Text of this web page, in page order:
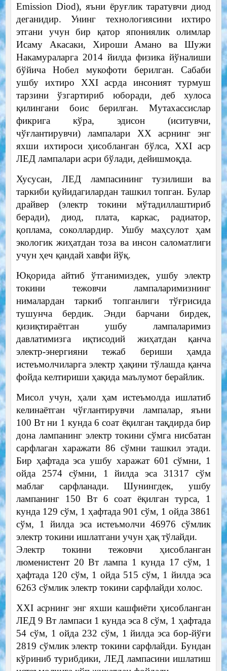
Emission Diod), яъни ёруғлик таратувчи диод
деганидир. Унинг технологиясини ихтиро
этгани учун бир қатор япониялик олимлар
Исаму Акасаки, Хироши Амано ва Шужи
Накамураларга 2014 йилда физика йўналиши
бўйича Нобел мукофоти берилган. Сабаби
ушбу ихтиро XXI асрда инсоният турмуш
тарзини ўзгартириб юборади, деб хулоса
қилингани боис берилган. Мутахассислар
фикрига кўра, эдисон (иситувчи,
чўғлантирувчи) лампалари XX асрнинг энг
яхши ихтироси ҳисобланган бўлса, XXI аср
ЛЕД лампалари асри бўлади, дейишмоқда.
Хусусан, ЛЕД лампасининг тузилиши ва
таркиби қуйидагилардан ташкил топган. Булар
драйвер (электр токини мўтадиллаштириб
беради), диод, плата, каркас, радиатор,
қоплама, соколлардир. Ушбу маҳсулот ҳам
экологик жиҳатдан тоза ва инсон саломатлиги
учун ҳеч қандай хавфи йўқ.
Юқорида айтиб ўтганимиздек, ушбу электр
токини тежовчи лампаларимизнинг
нималардан таркиб топганлиги тўғрисида
тушунча бердик. Энди барчани бирдек,
қизиқтираётган ушбу лампаларимиз
давлатимизга иқтисодий жиҳатдан қанча
электр-энергияни тежаб бериши ҳамда
истеъмолчиларга электр ҳақини тўлашда қанча
фойда келтириши ҳақида маълумот берайлик.
Мисол учун, ҳали ҳам истеъмолда ишлатиб
келинаётган чўғлантирувчи лампалар, яъни
100 Вт ни 1 кунда 6 соат ёқилган тақдирда бир
дона лампанинг электр токини сўмга нисбатан
сарфлаган харажати 86 сўмни ташкил этади.
Бир ҳафтада эса ушбу харажат 601 сўмни, 1
ойда 2574 сўмни, 1 йилда эса 31317 сўм
маблағ сарфланади. Шунингдек, ушбу
лампанинг 150 Вт 6 соат ёқилган турса, 1
кунда 129 сўм, 1 ҳафтада 901 сўм, 1 ойда 3861
сўм, 1 йилда эса истеъмолчи 46976 сўмлик
электр токини ишлатгани учун ҳақ тўлайди.
Электр токини тежовчи ҳисобланган
люменистент 20 Вт лампа 1 кунда 17 сўм, 1
ҳафтада 120 сўм, 1 ойда 515 сўм, 1 йилда эса
6263 сўмлик электр токини сарфлайди холос.
XXI асрнинг энг яхши кашфиёти ҳисобланган
ЛЕД 9 Вт лампаси 1 кунда эса 8 сўм, 1 ҳафтада
54 сўм, 1 ойда 232 сўм, 1 йилда эса бор-йўғи
2819 сўмлик электр токини сарфлайди. Бундан
кўриниб турибдики, ЛЕД лампасини ишлатиш